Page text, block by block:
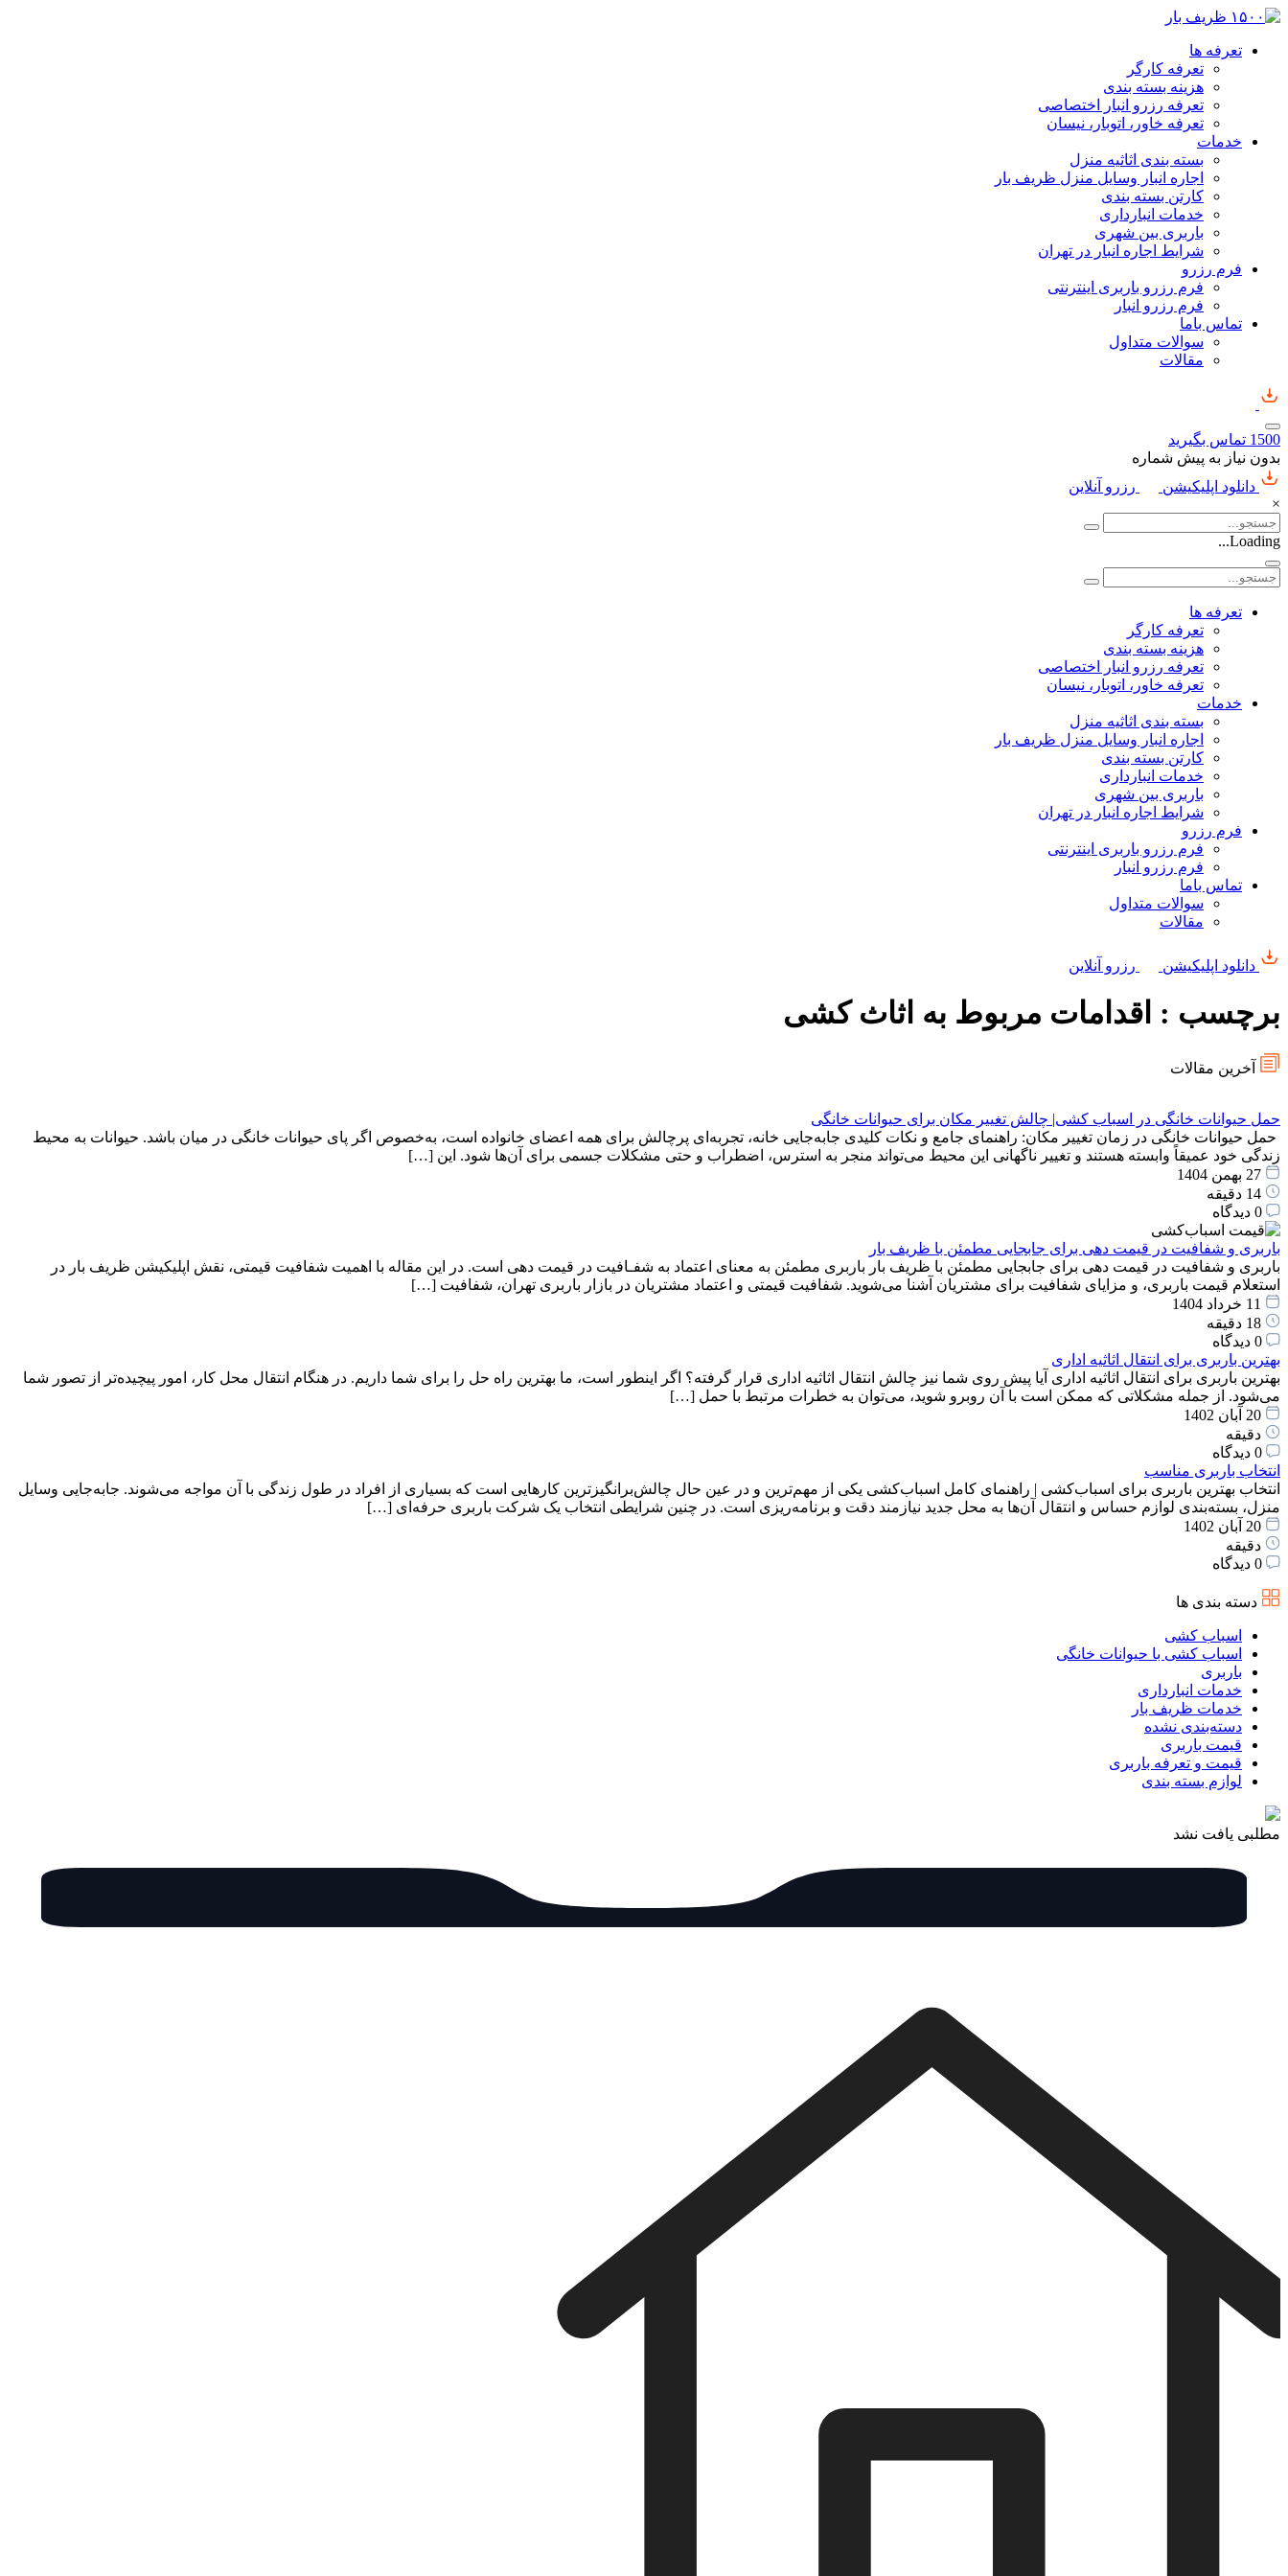
تعرفه ها
تعرفه کارگر
هزینه بسته بندی
تعرفه رزرو انبار اختصاصی
تعرفه خاور، اتوبار، نیسان
خدمات
بسته بندی اثاثیه منزل
اجاره انبار وسایل منزل ظریف بار
کارتن بسته بندی
خدمات انبارداری
باربری بین شهری
شرایط اجاره انبار در تهران
فرم رزرو
فرم رزرو باربری اینترنتی
فرم رزرو انبار
تماس باما
سوالات متداول
مقالات
1500 تماس بگیرید
بدون نیاز به پیش شماره
دانلود اپلیکیشن
رزرو آنلاین
×
Loading...
تعرفه ها
تعرفه کارگر
هزینه بسته بندی
تعرفه رزرو انبار اختصاصی
تعرفه خاور، اتوبار، نیسان
خدمات
بسته بندی اثاثیه منزل
اجاره انبار وسایل منزل ظریف بار
کارتن بسته بندی
خدمات انبارداری
باربری بین شهری
شرایط اجاره انبار در تهران
فرم رزرو
فرم رزرو باربری اینترنتی
فرم رزرو انبار
تماس باما
سوالات متداول
مقالات
دانلود اپلیکیشن رزرو آنلاین
برچسب : اقدامات مربوط به اثاث کشی
آخرین مقالات
حمل حیوانات خانگی در اسباب کشی| چالش تغییر مکان برای حیوانات خانگی
حمل حیوانات خانگی در زمان تغییر مکان: راهنمای جامع و نکات کلیدی جابه‌جایی خانه، تجربه‌ای پرچالش برای همه اعضای خانواده است، به‌خصوص اگر پای حیوانات خانگی در میان باشد. حیوانات به محیط
زندگی خود عمیقاً وابسته هستند و تغییر ناگهانی این محیط می‌تواند منجر به استرس، اضطراب و حتی مشکلات جسمی برای آن‌ها شود. این […]
27 بهمن 1404
14 دقیقه
0 دیدگاه
باربری و شفافیت در قیمت دهی برای جابجایی مطمئن با ظریف بار
باربری و شفافیت در قیمت دهی برای جابجایی مطمئن با ظریف بار باربری مطمئن به معنای اعتماد به شفـافیت در قیمت دهی است. در این مقاله با اهمیت شفافیت قیمتی، نقش اپلیکیشن ظریف بار در
استعلام قیمت باربری، و مزایای شفافیت برای مشتریان آشنا می‌شوید. شفافیت قیمتی و اعتماد مشتریان در بازار باربری تهران، شفافیت […]
11 خرداد 1404
18 دقیقه
0 دیدگاه
بهترین باربری برای انتقال اثاثیه اداری
بهترین باربری برای انتقال اثاثیه اداری آیا پیش روی شما نیز چالش انتقال اثاثیه اداری قرار گرفته؟ اگر اینطور است، ما بهترین راه حل را برای شما داریم. در هنگام انتقال محل کار، امور پیچیده‌تر از تصور شما
می‌شود. از جمله مشکلاتی که ممکن است با آن روبرو شوید، می‌توان به خطرات مرتبط با حمل […]
20 آبان 1402
دقیقه
0 دیدگاه
انتخاب باربری مناسب
انتخاب بهترین باربری برای اسباب‌کشی | راهنمای کامل اسباب‌کشی یکی از مهم‌ترین و در عین حال چالش‌برانگیزترین کارهایی است که بسیاری از افراد در طول زندگی با آن مواجه می‌شوند. جابه‌جایی وسایل
منزل، بسته‌بندی لوازم حساس و انتقال آن‌ها به محل جدید نیازمند دقت و برنامه‌ریزی است. در چنین شرایطی انتخاب یک شرکت باربری حرفه‌ای […]
20 آبان 1402
دقیقه
0 دیدگاه
دسته بندی ها
اسباب کشی
اسباب کشی با حیوانات خانگی
باربری
خدمات انبارداری
خدمات ظریف بار
دسته‌بندی نشده
قیمت باربری
قیمت و تعرفه باربری
لوازم بسته بندی
مطلبی یافت نشد